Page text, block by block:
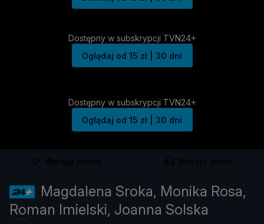
Dostępny w subskrypcji TVN24+
Oglądaj od 15 zł | 30 dni
Dostępny w subskrypcji TVN24+
Oglądaj od 15 zł | 30 dni
Magdalena Sroka, Monika Rosa,
Roman Imielski, Joanna Solska